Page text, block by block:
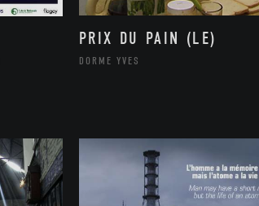
PRIX DU PAIN (LE)
DORME YVES